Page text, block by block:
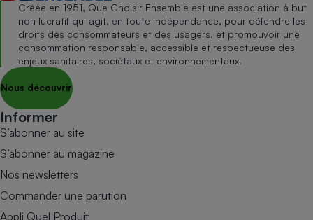
Créée en 1951, Que Choisir Ensemble est une association à but
non lucratif qui agit, en toute indépendance, pour défendre les
droits des consommateurs et des usagers, et promouvoir une
consommation responsable, accessible et respectueuse des
enjeux sanitaires, sociétaux et environnementaux.
Nous découvrir
Informer
S’abonner au site
S’abonner au magazine
Nos newsletters
Commander une parution
Appli Quel Produit